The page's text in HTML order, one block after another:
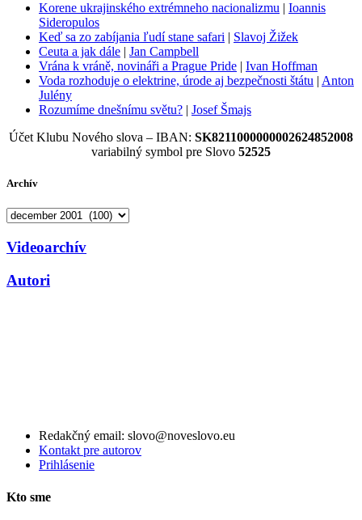
Korene ukrajinského extrémneho nacionalizmu | Ioannis
Sideropulos
Keď sa zo zabíjania ľudí stane safari | Slavoj Žižek
Ceuta a jak dále | Jan Campbell
Vrána k vráně, novináři a Prague Pride | Ivan Hoffman
Voda rozhoduje o elektrine, úrode aj bezpečnosti štátu | Anton
Julény
Rozumíme dnešnímu světu? | Josef Šmajs
Účet Klubu Nového slova – IBAN: SK8211000000002624852008
variabilný symbol pre Slovo 52525
Archív
Archív
Videoarchív
Autori
Redakčný email: slovo@noveslovo.eu
Kontakt pre autorov
Prihlásenie
Kto sme